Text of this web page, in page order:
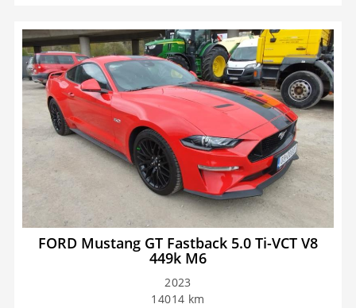
FORD Mustang GT Fastback 5.0 Ti-VCT V8
449k M6
2023
14014 km